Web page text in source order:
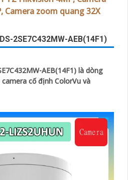
2SE7C432MW-AEB(14F1)
AEB(14F1) là dòng
cố định ColorVu và